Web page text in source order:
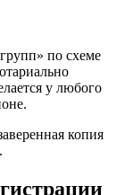
по схеме
у любого
копия